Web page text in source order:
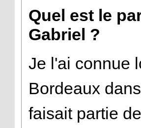
Quel est le
Gabriel ?
Je l'ai connue
Bordeaux
faisait partie